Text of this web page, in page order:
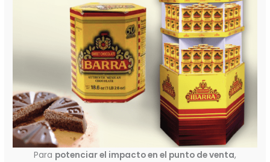
Para potenciar el impacto en el punto de venta,